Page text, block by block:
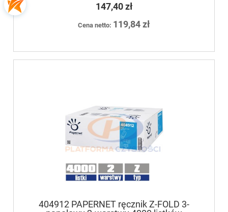
147,40 zł
Cena netto: 119,84 zł
404912 PAPERNET ręcznik Z-FOLD 3-